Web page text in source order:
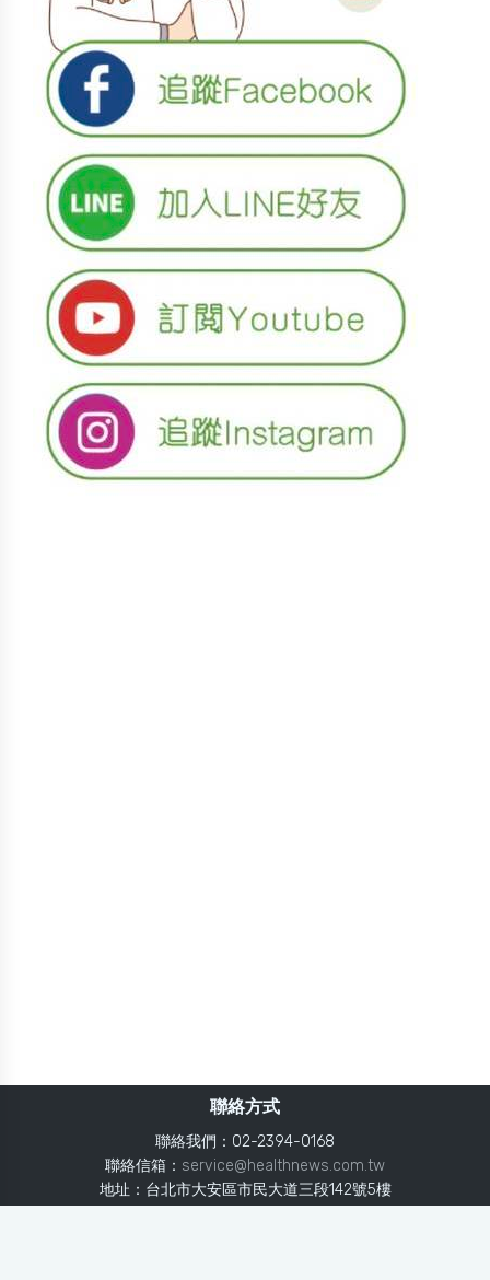
聯絡方式
聯絡我們：02-2394-0168
聯絡信箱： service@healthnews.com.tw
地址：台北市大安區市民大道三段142號5樓